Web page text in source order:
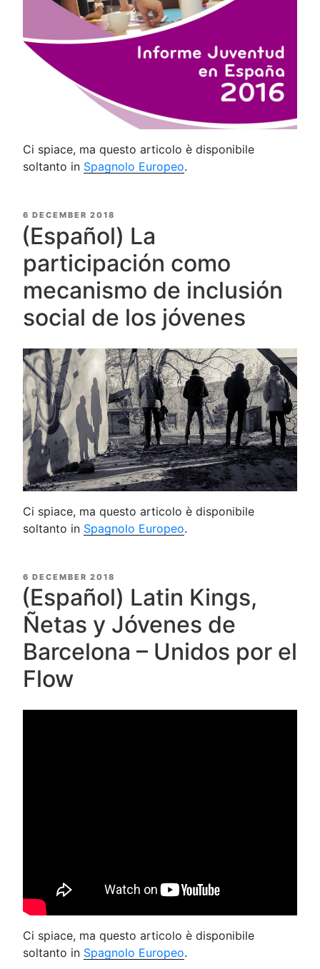
Ci spiace, ma questo articolo è disponibile
soltanto in Spagnolo Europeo.
POSTED
ON
6 DECEMBER 2018
(Español) La
participación como
mecanismo de inclusión
social de los jóvenes
Ci spiace, ma questo articolo è disponibile
soltanto in Spagnolo Europeo.
POSTED
ON
6 DECEMBER 2018
(Español) Latin Kings,
Ñetas y Jóvenes de
Barcelona – Unidos por el
Flow
Ci spiace, ma questo articolo è disponibile
soltanto in Spagnolo Europeo.